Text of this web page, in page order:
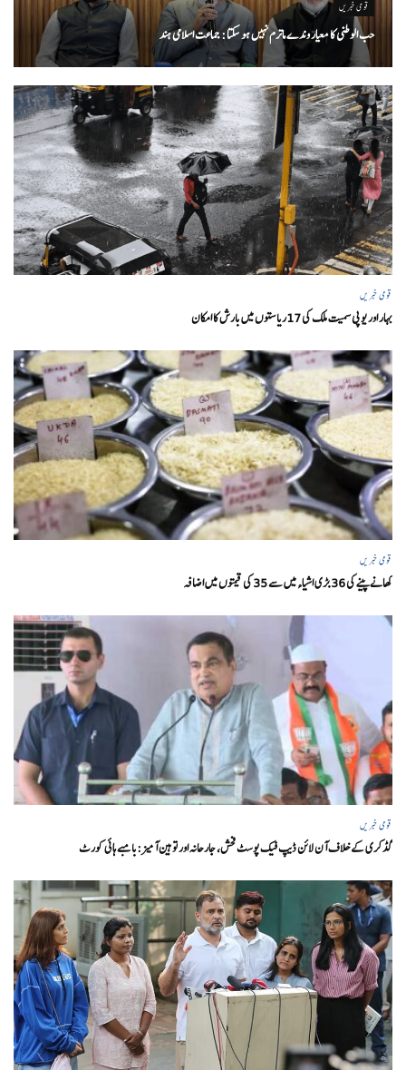
قومی خبریں
حب الوطنی کا معیار وندے ماترم نہیں ہو سکتا : جماعت اسلامی ہند
قومی خبریں
بہار اور یو پی سمیت ملک کی 17ریاستوں میں بارش کا امکان
قومی خبریں
کھانے پینے کی 36 بڑی اشیاء میں سے 35 کی قیمتوں میں اضافہ
قومی خبریں
گڈکری کے خلاف آن لائن ڈیپ فیک پوسٹ فحش، جارحانہ اور توہین آمیز:بامبے ہائی کورٹ